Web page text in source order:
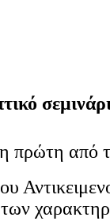
από